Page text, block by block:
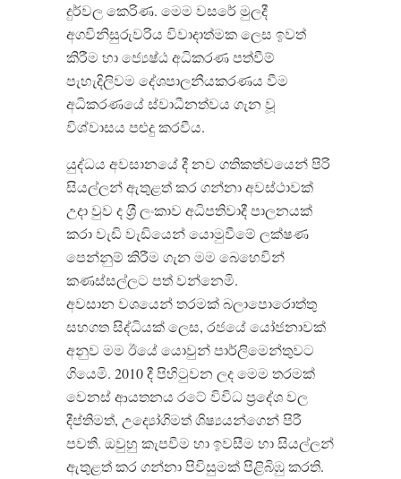
දුර්වල කෙරිණ. මෙම වසරේ මුලදී
අගවිනිසුරුවරිය විවාදාත්මක ලෙස ඉවත්
කිරීම හා ජ්‍යෙෂ්ඨ අධිකරණ පත්වීම්
පැහැදිලිවම දේශපාලනීයකරණය වීම
අධිකරණයේ ස්වාධීනත්වය ගැන වූ
විශ්වාසය පළුදු කරවීය.
යුද්ධය අවසානයේ දී නව ගතිකත්වයෙන් පිරි
සියල්ලන් ඇතුළත් කර ගන්නා අවස්ථාවක්
උදා වුව ද ශ‍්‍රී ලංකාව අධිපතිවාදී පාලනයක්
කරා වැඩි වැඩියෙන් යොමුවීමේ ලක්ෂණ
පෙන්නුම් කිරීම ගැන මම බෙහෙවින්
කණස්සල්ලට පත් වන්නෙමි.
අවසාන වශයෙන් තරමක් බලාපොරොත්තු
සහගත සිද්ධියක් ලෙස, රජයේ යෝජනාවක්
අනුව මම ඊයේ යොවුන් පාර්ලිමෙන්තුවට
ගියෙමි. 2010 දී පිහිටුවන ලද මෙම තරමක්
වෙනස් ආයතනය රටේ විවිධ ප‍්‍රදේශ වල
දීප්තිමත්, උද්‍යෝගිමත් ශිෂ්‍යයන්ගෙන් පිරී
පවතී. ඔවුහු කැපවීම හා ඉවසීම හා සියල්ලන්
ඇතුළත් කර ගන්නා පිවිසුමක් පිළිබිඹු කරති.